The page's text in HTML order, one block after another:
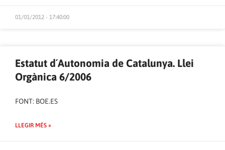
01/01/2012 - 17:40:00
Estatut d´Autonomia de Catalunya. Llei
Orgànica 6/2006
FONT: BOE.ES
LLEGIR MÉS »